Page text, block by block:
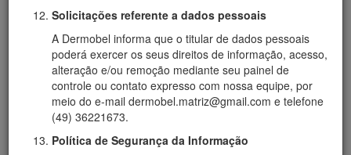
Solicitações referente a dados pessoais
A Dermobel informa que o titular de dados pessoais
poderá exercer os seus direitos de informação, acesso,
alteração e/ou remoção mediante seu painel de
controle ou contato expresso com nossa equipe, por
meio do e-mail dermobel.matriz@gmail.com e telefone
(49) 36221673.
Política de Segurança da Informação